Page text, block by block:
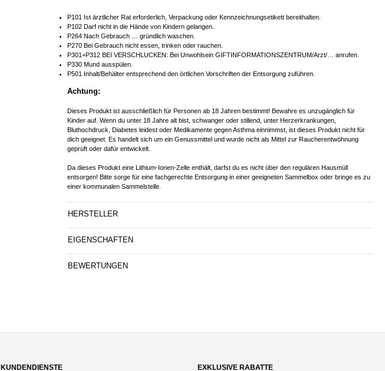
P101 Ist ärztlicher Rat erforderlich, Verpackung oder Kennzeichnungsetikett bereithalten.
P102 Darf nicht in die Hände von Kindern gelangen.
P264 Nach Gebrauch … gründlich waschen.
P270 Bei Gebrauch nicht essen, trinken oder rauchen.
P301+P312 BEI VERSCHLUCKEN: Bei Unwohlsein GIFTINFORMATIONSZENTRUM/Arzt/… anrufen.
P330 Mund ausspülen.
P501 Inhalt/Behälter entsprechend den örtlichen Vorschriften der Entsorgung zuführen.
Achtung:
Dieses Produkt ist ausschließlich für Personen ab 18 Jahren bestimmt! Bewahre es unzugänglich für
Kinder auf. Wenn du unter 18 Jahre alt bist, schwanger oder stillend, unter Herzerkrankungen,
Bluthochdruck, Diabetes leidest oder Medikamente gegen Asthma einnimmst, ist dieses Produkt nicht für
dich geeignet. Es handelt sich um ein Genussmittel und wurde nicht als Mittel zur Raucherentwöhnung
geprüft oder dafür entwickelt.
Da dieses Produkt eine Lithium-Ionen-Zelle enthält, darfst du es nicht über den regulären Hausmüll
entsorgen! Bitte sorge für eine fachgerechte Entsorgung in einer geeigneten Sammelbox oder bringe es zu
einer kommunalen Sammelstelle.
HERSTELLER
EIGENSCHAFTEN
BEWERTUNGEN
KUNDENDIENSTE EXKLUSIVE RABATTE